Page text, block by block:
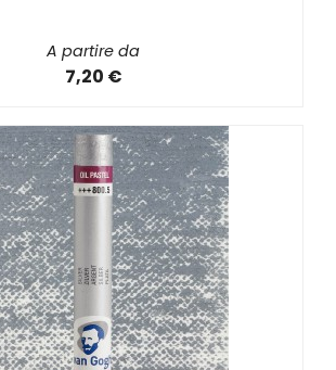
A partire da
7,20 €